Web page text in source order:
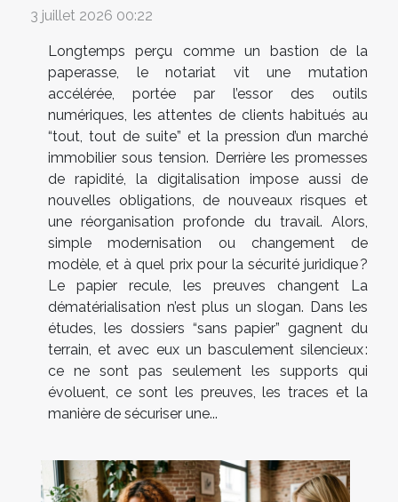
3 juillet 2026 00:22
Longtemps perçu comme un bastion de la
paperasse, le notariat vit une mutation
accélérée, portée par l’essor des outils
numériques, les attentes de clients habitués au
“tout, tout de suite” et la pression d’un marché
immobilier sous tension. Derrière les promesses
de rapidité, la digitalisation impose aussi de
nouvelles obligations, de nouveaux risques et
une réorganisation profonde du travail. Alors,
simple modernisation ou changement de
modèle, et à quel prix pour la sécurité juridique ?
Le papier recule, les preuves changent La
dématérialisation n’est plus un slogan. Dans les
études, les dossiers “sans papier” gagnent du
terrain, et avec eux un basculement silencieux :
ce ne sont pas seulement les supports qui
évoluent, ce sont les preuves, les traces et la
manière de sécuriser une...